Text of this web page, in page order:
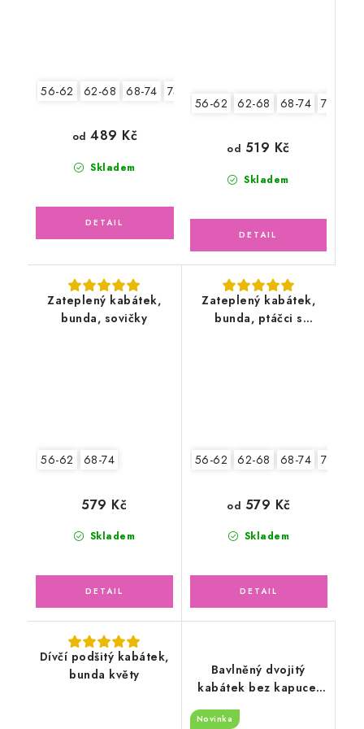
56-62 62-68 68-74 74-80
Skladem
od 489 Kč
56-62 62-68 68-74 74-80
Skladem
od 519 Kč
Zateplený kabátek,
bunda, sovičky
56-62 68-74
Skladem
579 Kč
Zateplený kabátek,
bunda, ptáčci s
56-62 62-68 68-74 74-80
Skladem
od 579 Kč
Dívčí podšitý kabátek,
bunda květy
Bavlněný dvojitý
kabátek bez kapuce,
Novinka